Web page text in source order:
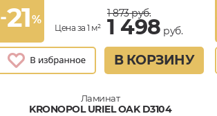
-21%
Цена за 1 м²
1 873руб.
1 498 руб.
В КОРЗИНУ
Ламинат
KRONOPOL URIEL OAK D3104